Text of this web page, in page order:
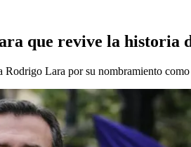
que revive la historia
Lara por su nombramiento